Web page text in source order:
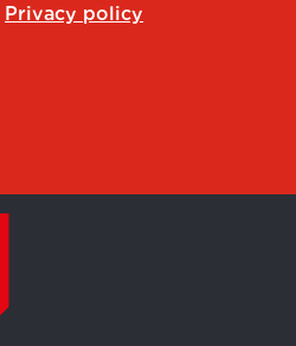
Privacy policy